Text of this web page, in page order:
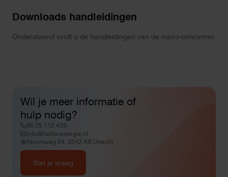
Downloads handleidingen
Onderstaand vindt u de handleidingen van de micro-omvormer.
Wil je meer informatie of
hulp nodig?
06 25 112 439
info@helionenergie.nl
Atoomweg 54, 3542 AB Utrecht
Stel je vraag